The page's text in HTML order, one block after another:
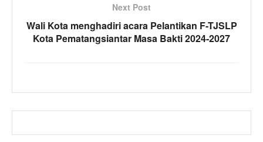
Next Post
Wali Kota menghadiri acara Pelantikan F-TJSLP
Kota Pematangsiantar Masa Bakti 2024-2027